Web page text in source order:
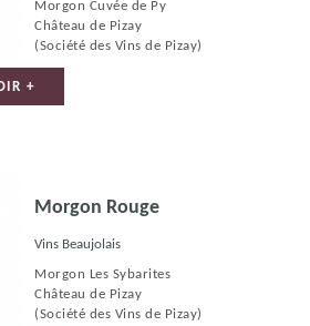
Morgon Cuvée de Py
Château de Pizay
(Société des Vins de Pizay)
+
Morgon Rouge
Vins Beaujolais
Morgon Les Sybarites
Château de Pizay
(Société des Vins de Pizay)